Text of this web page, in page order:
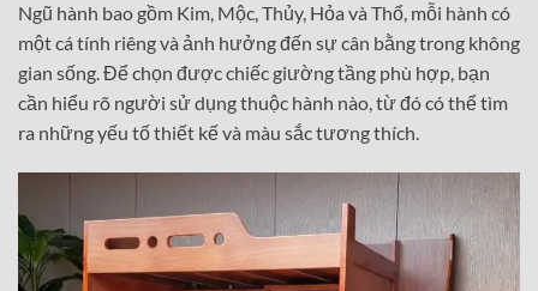
Ngũ hành bao gồm Kim, Mộc, Thủy, Hỏa và Thổ, mỗi hành có
một cá tính riêng và ảnh hưởng đến sự cân bằng trong không
gian sống. Để chọn được chiếc giường tầng phù hợp, bạn
cần hiểu rõ người sử dụng thuộc hành nào, từ đó có thể tìm
ra những yếu tố thiết kế và màu sắc tương thích.